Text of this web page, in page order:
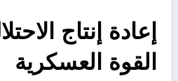
إعادة إنتاج
القوة العسكرية